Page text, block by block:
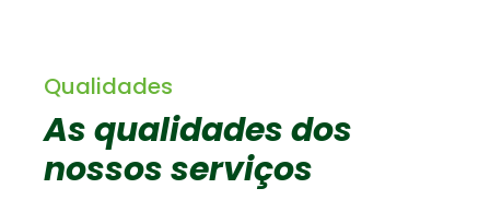
Qualidades
As qualidades dos
nossos serviços